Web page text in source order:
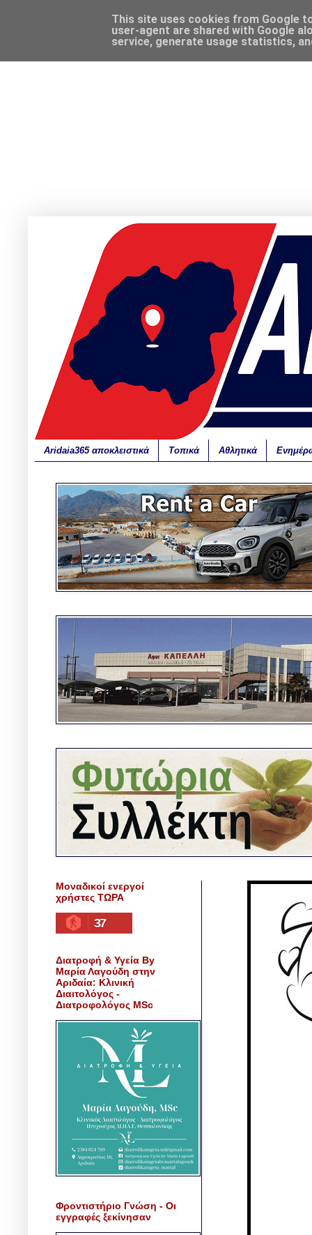
Aridaia365 αποκλειστικά Τοπικά Αθλητικά
Μοναδικοί ενεργοί
χρήστες ΤΩΡΑ
37
Διατροφή & Υγεία By
Μαρία Λαγούδη στην
Αριδαία: Κλινική
Διαιτολόγος -
Διατροφολόγος MSc
Φροντιστήριο Γνώση - Οι
εγγραφές ξεκίνησαν
This site uses cookies from Google
user-agent are shared with Google
service, generate usage statistics,